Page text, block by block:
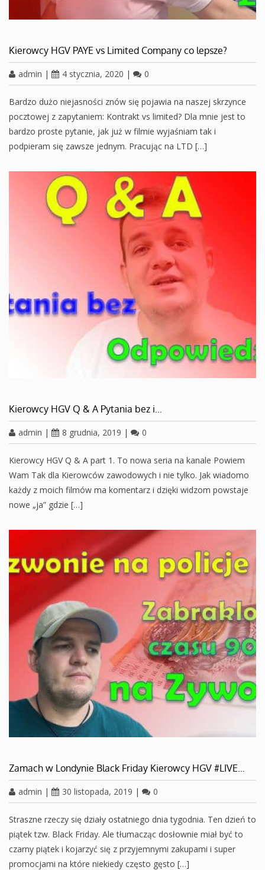
Kierowcy HGV PAYE vs Limited Company co lepsze?
admin | 4 stycznia, 2020 | 0
Bardzo dużo niejasności znów się pojawia na naszej skrzynce
pocztowej z zapytaniem: Kontrakt vs limited? Dla mnie jest to
bardzo proste pytanie, jak już w filmie wyjaśniam tak i
podpieram się zawsze jednym. Pracując na LTD […]
Kierowcy HGV Q & A Pytania bez i…
admin | 8 grudnia, 2019 | 0
Kierowcy HGV Q & A part 1. To nowa seria na kanale Powiem
Wam Tak dla Kierowców zawodowych i nie tylko. Jak wiadomo
każdy z moich filmów ma komentarz i dzięki widzom powstaje
nowe „ja” gdzie […]
Zamach w Londynie Black Friday Kierowcy HGV #LIVE…
admin | 30 listopada, 2019 | 0
Straszne rzeczy się działy ostatniego dnia tygodnia. Ten dzień to
piątek tzw. Black Friday. Ale tłumacząc dosłownie miał być to
czarny piątek i kojarzyć się z przyjemnymi zakupami i super
promocjami na które niekiedy często gęsto […]